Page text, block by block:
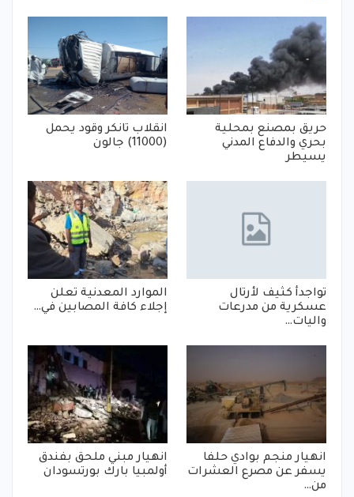
حريق بمصنع بمحلية
بحري والدفاع المدني
يسيطر
انقلاب تانكر وقود يحمل
(11000) جالون
تواجدأ كثيف لأرتال
عسكرية من مدرعات
واليات…
الموارد المعدنية تعلن
إجلاء كافة المصابين في…
انهيار منجم بوادي حلفا
يسفر عن مصرع العشرات
من…
انهيار مبني ملحق بفندق
أولمبيا بارك بورتسودان